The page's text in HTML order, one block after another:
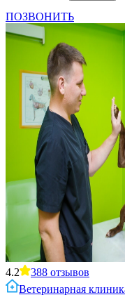
ПОЗВОНИТЬ
4.2 388 отзывов
Ветеринарная